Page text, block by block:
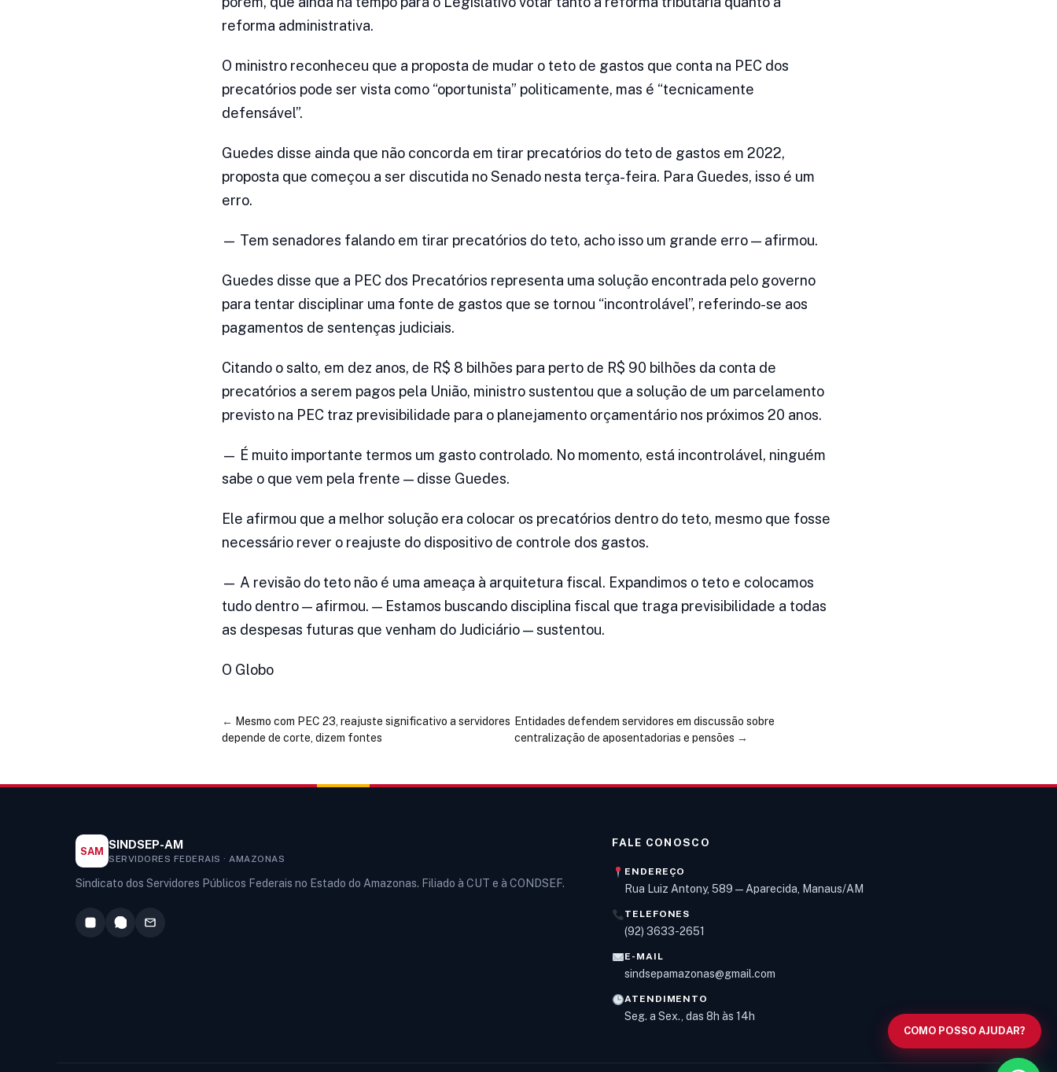
reforma administrativa.
O ministro reconheceu que a proposta de mudar o teto de gastos que conta na PEC dos
precatórios pode ser vista como “oportunista” politicamente, mas é “tecnicamente
defensável”.
Guedes disse ainda que não concorda em tirar precatórios do teto de gastos em 2022,
proposta que começou a ser discutida no Senado nesta terça-feira. Para Guedes, isso é um
erro.
— Tem senadores falando em tirar precatórios do teto, acho isso um grande erro — afirmou.
Guedes disse que a PEC dos Precatórios representa uma solução encontrada pelo governo
para tentar disciplinar uma fonte de gastos que se tornou “incontrolável”, referindo-se aos
pagamentos de sentenças judiciais.
Citando o salto, em dez anos, de R$ 8 bilhões para perto de R$ 90 bilhões da conta de
precatórios a serem pagos pela União, ministro sustentou que a solução de um parcelamento
previsto na PEC traz previsibilidade para o planejamento orçamentário nos próximos 20 anos.
— É muito importante termos um gasto controlado. No momento, está incontrolável, ninguém
sabe o que vem pela frente — disse Guedes.
Ele afirmou que a melhor solução era colocar os precatórios dentro do teto, mesmo que fosse
necessário rever o reajuste do dispositivo de controle dos gastos.
— A revisão do teto não é uma ameaça à arquitetura fiscal. Expandimos o teto e colocamos
tudo dentro — afirmou. — Estamos buscando disciplina fiscal que traga previsibilidade a todas
as despesas futuras que venham do Judiciário — sustentou.
O Globo
← Mesmo com PEC 23, reajuste significativo a servidores
depende de corte, dizem fontes
Entidades defendem servidores em discussão sobre
centralização de aposentadorias e pensões →
SAM SINDSEP-AM
SERVIDORES FEDERAIS · AMAZONAS
Sindicato dos Servidores Públicos Federais no Estado do Amazonas. Filiado à CUT e à CONDSEF.
FALE CONOSCO
ENDEREÇO
Rua Luiz Antony, 589 — Aparecida, Manaus/AM
TELEFONES
(92) 3633-2651
E-MAIL
sindsepamazonas@gmail.com
ATENDIMENTO
Seg. a Sex., das 8h às 14h
COMO POSSO AJUDAR?